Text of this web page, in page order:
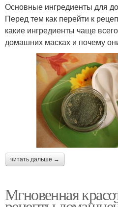
Основные ингредиенты для
Перед тем как перейти к
какие ингредиенты чаще
домашних масках и почему
читать дальше →
Мгновенная